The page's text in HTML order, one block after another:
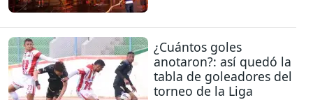
¿Cuántos goles
anotaron?: así quedó la
tabla de goleadores del
torneo de la Liga